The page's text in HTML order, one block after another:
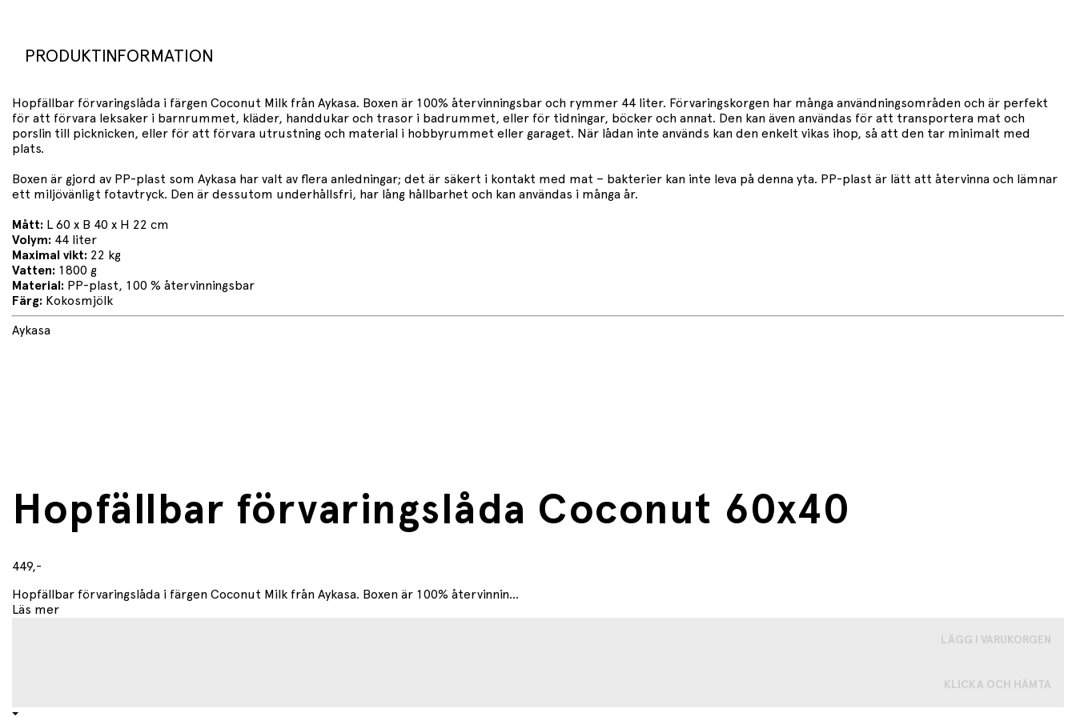
PRODUKTINFORMATION
Hopfällbar förvaringslåda i färgen Coconut Milk från Aykasa. Boxen är 100% återvinningsbar och rymmer 44 liter. Förvaringskorgen har många användningsområden och är perfekt
för att förvara leksaker i barnrummet, kläder, handdukar och trasor i badrummet, eller för tidningar, böcker och annat. Den kan även användas för att transportera mat och
porslin till picknicken, eller för att förvara utrustning och material i hobbyrummet eller garaget. När lådan inte används kan den enkelt vikas ihop, så att den tar minimalt med
plats.
Boxen är gjord av PP-plast som Aykasa har valt av flera anledningar; det är säkert i kontakt med mat – bakterier kan inte leva på denna yta. PP-plast är lätt att återvinna och lämnar
ett miljövänligt fotavtryck. Den är dessutom underhållsfri, har lång hållbarhet och kan användas i många år.
Mått: L 60 x B 40 x H 22 cm
Volym: 44 liter
Maximal vikt: 22 kg
Vatten: 1800 g
Material: PP-plast, 100 % återvinningsbar
Färg: Kokosmjölk
Aykasa
Hopfällbar förvaringslåda Coconut 60x40
449,-
Hopfällbar förvaringslåda i färgen Coconut Milk från Aykasa. Boxen är 100% återvinnin...
Läs mer
LÄGG I VARUKORGEN
KLICKA OCH HÄMTA